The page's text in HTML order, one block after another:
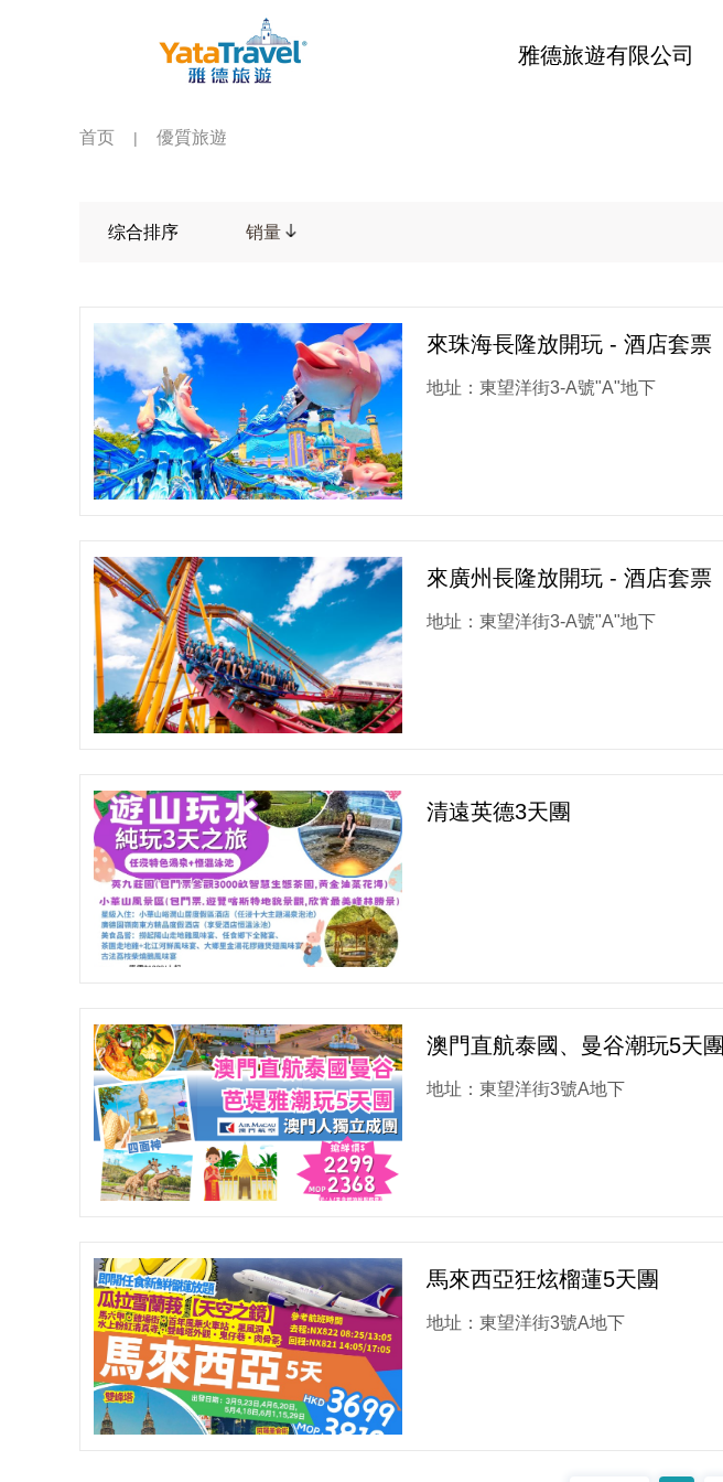
雅德旅遊有限公司
首页 | 優質旅遊
综合排序 销量
來珠海長隆放開玩 - 酒店套票
地址：東望洋街3-A號"A"地下
來廣州長隆放開玩 - 酒店套票
地址：東望洋街3-A號"A"地下
清遠英德3天團
澳門直航泰國、曼谷潮玩5天團
地址：東望洋街3號A地下
馬來西亞狂炫榴蓮5天團
地址：東望洋街3號A地下